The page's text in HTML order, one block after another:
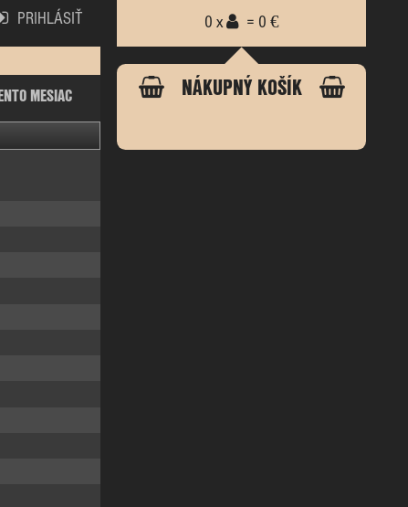
PRIHLÁSIŤ
MESIAC
0 x = 0 €
NÁKUPNÝ KOŠÍK